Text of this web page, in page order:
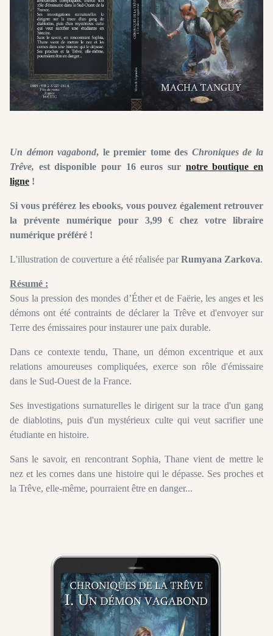
Un démon vagabond, le premier tome des Chroniques de la
Trêve, est disponible pour 16 euros sur notre boutique en
ligne !
Si vous préférez les ebooks, vous pouvez également retrouver
la prévente numérique pour 3,99 € chez votre libraire
numérique préféré !
L'illustration de couverture a été réalisée parRumyana Zarkova.
Résumé :
Sous la pression des mondes d’Éther et de Faërie, les anges et les
démons ont été contraints de déclarer la Trêve et d'envoyer sur
Terre des émissaires pour instaurer une paix durable.
Dans ce contexte tendu, Thane, un démon excentrique et aux
relations amoureuses compliquées, exerce son rôle d'émissaire
dans le Sud-Ouest de la France.
Ses investigations surnaturelles le dirigent sur la trace d'un gang
de diablotins, puis d'un mystérieux culte qui veut sacrifier une
étudiante en histoire.
Sans le savoir, en rencontrant Sophia, Thane vient de mettre le
nez et les cornes dans une histoire qui le dépasse. Ses proches et
la Trêve, elle-même, pourraient être en danger...